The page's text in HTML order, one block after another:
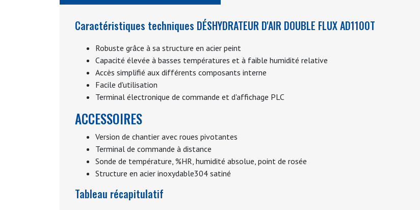
Caractéristiques techniques DÉSHYDRATEUR D'AIR DOUBLE FLUX AD1100T
Robuste grâce à sa structure en acier peint
Capacité élevée à basses températures et à faible humidité relative
Accès simplifié aux différents composants interne
Facile d'utilisation
Terminal électronique de commande et d'affichage PLC
ACCESSOIRES
Version de chantier avec roues pivotantes
Terminal de commande à distance
Sonde de température, %HR, humidité absolue, point de rosée
Structure en acier inoxydable304 satiné
Tableau récapitulatif